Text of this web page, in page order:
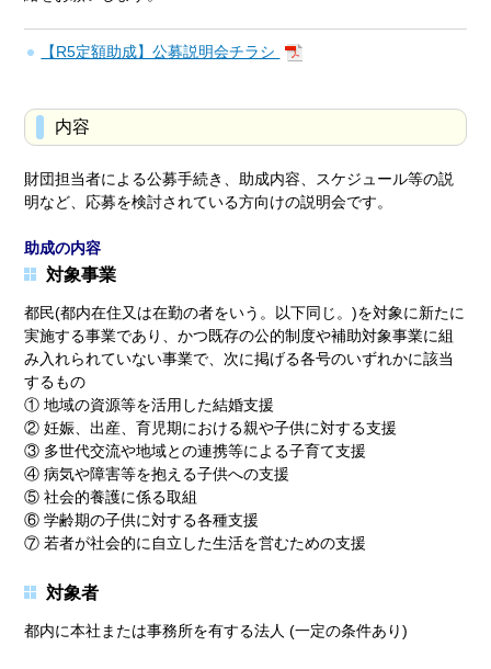
【R5定額助成】公募説明会チラシ
内容
財団担当者による公募手続き、助成内容、スケジュール等の説
明など、応募を検討されている方向けの説明会です。
助成の内容
対象事業
都民(都内在住又は在勤の者をいう。以下同じ。)を対象に新たに
実施する事業であり、かつ既存の公的制度や補助対象事業に組
み入れられていない事業で、次に掲げる各号のいずれかに該当
するもの
① 地域の資源等を活用した結婚支援
② 妊娠、出産、育児期における親や子供に対する支援
③ 多世代交流や地域との連携等による子育て支援
④ 病気や障害等を抱える子供への支援
⑤ 社会的養護に係る取組
⑥ 学齢期の子供に対する各種支援
⑦ 若者が社会的に自立した生活を営むための支援
対象者
都内に本社または事務所を有する法人 (一定の条件あり)